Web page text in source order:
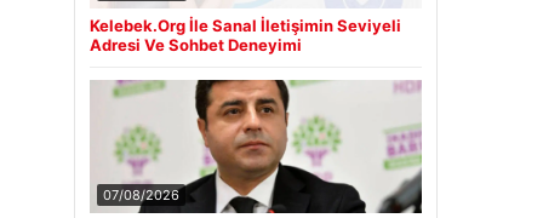
Kelebek.Org İle Sanal İletişimin Seviyeli
Adresi Ve Sohbet Deneyimi
07/08/2026